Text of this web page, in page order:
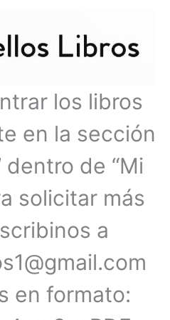
los libros
en la sección
dentro de “Mi
solicitar más
a
en formato:
principal